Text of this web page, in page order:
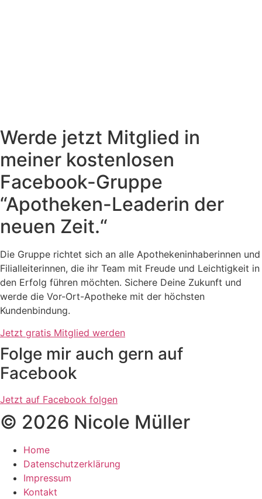
Werde jetzt Mitglied in
meiner kostenlosen
Facebook-Gruppe
“Apotheken-Leaderin der
neuen Zeit.“
Die Gruppe richtet sich an alle Apothekeninhaberinnen und
Filialleiterinnen, die ihr Team mit Freude und Leichtigkeit in
den Erfolg führen möchten. Sichere Deine Zukunft und
werde die Vor-Ort-Apotheke mit der höchsten
Kundenbindung.
Jetzt gratis Mitglied werden
Folge mir auch gern auf
Facebook
Jetzt auf Facebook folgen
© 2026 Nicole Müller
Home
Datenschutzerklärung
Impressum
Kontakt